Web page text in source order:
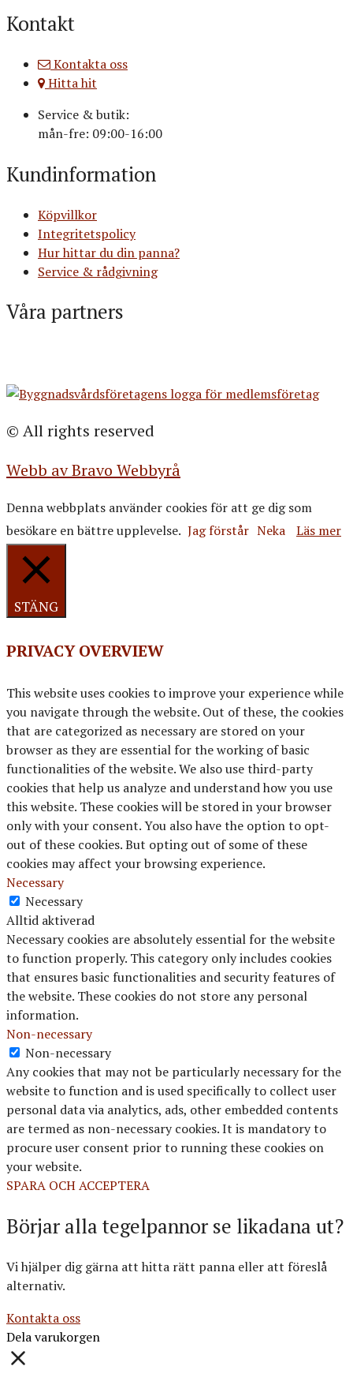
Kontakt
Kontakta oss
Hitta hit
Service & butik:
mån-fre: 09:00-16:00
Kundinformation
Köpvillkor
Integritetspolicy
Hur hittar du din panna?
Service & rådgivning
Våra partners
© All rights reserved
Webb av Bravo Webbyrå
Denna webbplats använder cookies för att ge dig som
besökare en bättre upplevelse. Jag förstår Neka Läs mer
STÄNG
PRIVACY OVERVIEW
This website uses cookies to improve your experience while
you navigate through the website. Out of these, the cookies
that are categorized as necessary are stored on your
browser as they are essential for the working of basic
functionalities of the website. We also use third-party
cookies that help us analyze and understand how you use
this website. These cookies will be stored in your browser
only with your consent. You also have the option to opt-
out of these cookies. But opting out of some of these
cookies may affect your browsing experience.
Necessary
Necessary
Alltid aktiverad
Necessary cookies are absolutely essential for the website
to function properly. This category only includes cookies
that ensures basic functionalities and security features of
the website. These cookies do not store any personal
information.
Non-necessary
Non-necessary
Any cookies that may not be particularly necessary for the
website to function and is used specifically to collect user
personal data via analytics, ads, other embedded contents
are termed as non-necessary cookies. It is mandatory to
procure user consent prior to running these cookies on
your website.
SPARA OCH ACCEPTERA
Börjar alla tegelpannor se likadana ut?
Vi hjälper dig gärna att hitta rätt panna eller att föreslå
alternativ.
Kontakta oss
Dela varukorgen